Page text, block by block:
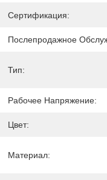
Сертификация:
Послепродажное
Тип:
Рабочее Напряжение:
Цвет:
Материал: